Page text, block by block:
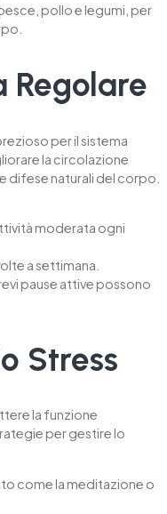
pollo e legumi, per
Regolare
per il sistema
la circolazione
difese naturali del corpo.
moderata ogni
a settimana.
pause attive possono
Stress
la funzione
per gestire lo
come la meditazione o